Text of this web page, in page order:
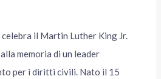
il Martin Luther King Jr.
memoria di un leader
per i diritti civili. Nato il 15